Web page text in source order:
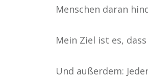
Menschen daran
Mein Ziel ist es,
Und außerdem: